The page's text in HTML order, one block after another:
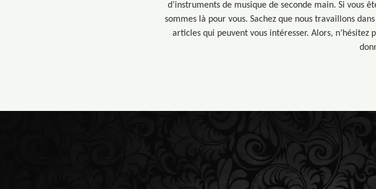
d’instruments de musique de seconde main. Si vous
sommes là pour vous. Sachez que nous travaillons
articles qui peuvent vous intéresser. Alors, n’hésitez